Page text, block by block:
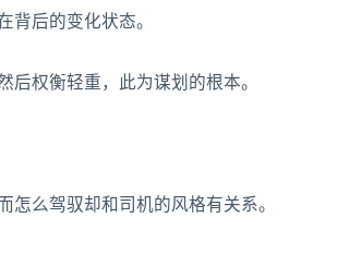
背后的变化状态。
权衡轻重，此为谋划的根本。
么驾驭却和司机的风格有关系。